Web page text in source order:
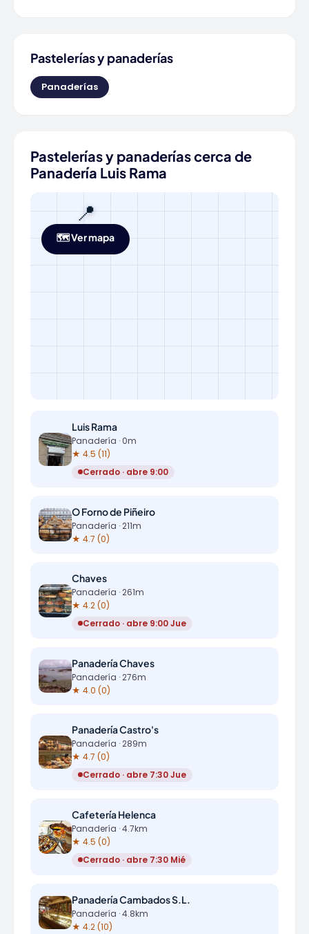
Pastelerías y panaderías
Panaderías
Pastelerías y panaderías cerca de
Panadería Luis Rama
📍
🗺️ Ver mapa
Luis Rama
Panadería · 0m
★ 4.5 (11)
Cerrado · abre 9:00
O Forno de Piñeiro
Panadería · 211m
★ 4.7 (0)
Chaves
Panadería · 261m
★ 4.2 (0)
Cerrado · abre 9:00 Jue
Panadería Chaves
Panadería · 276m
★ 4.0 (0)
Panadería Castro's
Panadería · 289m
★ 4.7 (0)
Cerrado · abre 7:30 Jue
Cafetería Helenca
Panadería · 4.7km
★ 4.5 (0)
Cerrado · abre 7:30 Mié
Panadería Cambados S.L.
Panadería · 4.8km
★ 4.2 (10)